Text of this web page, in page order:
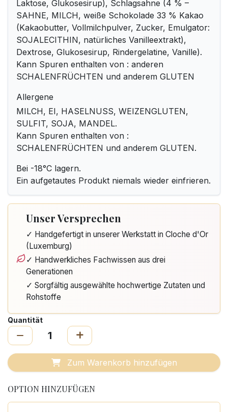
Laktose, Glukosesirup), Schlagsahne (4 % –
SAHNE, MILCH, weiße Schokolade 33 % Kakao
(Kakaobutter, Vollmilchpulver, Zucker, Emulgator:
SOJALECITHIN, natürliches Vanilleextrakt),
Dextrose, Glukosesirup, Rindergelatine, Vanille).
Kann Spuren enthalten von : anderen
SCHALENFRÜCHTEN und anderem GLUTEN
Allergene
MILCH, EI, HASELNUSS, WEIZENGLUTEN,
SULFIT, SOJA, MANDEL.
Kann Spuren enthalten von :
SCHALENFRÜCHTEN und anderem GLUTEN.
Bei -18°C lagern.
Ein aufgetautes Produkt niemals wieder einfrieren.
Unser Versprechen
✓ Handgefertigt in unserer Werkstatt in Cloche d'Or
(Luxemburg)
✓ Handwerkliches Fachwissen aus drei
Generationen
✓ Sorgfältig ausgewählte hochwertige Zutaten und
Rohstoffe
Quantität
Zum Warenkorb hinzufügen
OPTION HINZUFÜGEN